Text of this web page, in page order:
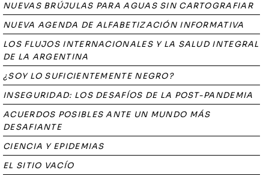
NUEVAS BRÚJULAS PARA AGUAS SIN CARTOGRAFIAR
NUEVA AGENDA DE ALFABETIZACIÓN INFORMATIVA
LOS FLUJOS INTERNACIONALES Y LA SALUD INTEGRAL
DE LA ARGENTINA
¿SOY LO SUFICIENTEMENTE NEGRO?
INSEGURIDAD: LOS DESAFÍOS DE LA POST-PANDEMIA
ACUERDOS POSIBLES ANTE UN MUNDO MÁS
DESAFIANTE
CIENCIA Y EPIDEMIAS
EL SITIO VACÍO